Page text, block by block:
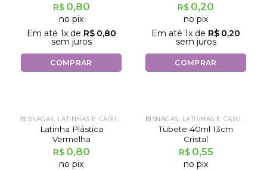
R$ 0,80
no pix
Em até 1x de R$ 0,80
sem juros
COMPRAR
R$ 0,20
no pix
Em até 1x de R$ 0,20
sem juros
COMPRAR
BISNAGAS, LATINHAS E CAIXINHAS
Latinha Plástica
Vermelha
R$ 0,80
no pix
BISNAGAS, LATINHAS E CAIXINHAS
Tubete 40ml 13cm
Cristal
R$ 0,55
no pix